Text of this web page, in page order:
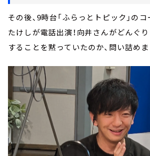
その後、9時台「ふらっとトピック」の
たけしが電話出演！向井さんがどんぐ
することを黙っていたのか、問い詰めま